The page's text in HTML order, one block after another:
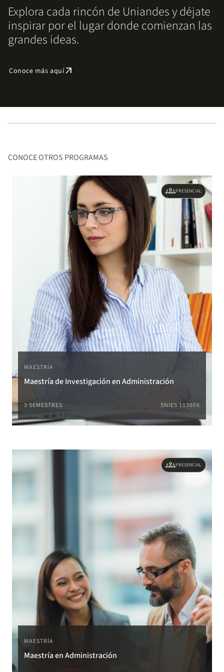
Explora cada rincón de Uniandes y déjate
inspirar por el lugar donde comienzan las
grandes ideas.
Conoce más aquíarrow_outward
CONOCE OTROS PROGRAMAS
groupsPRESENCIAL
MAESTRÍA
Maestría de Investigación en Administración
3 SEMESTRES SNIES 103606
groupsPRESENCIAL
MAESTRÍA
Maestría en Administración